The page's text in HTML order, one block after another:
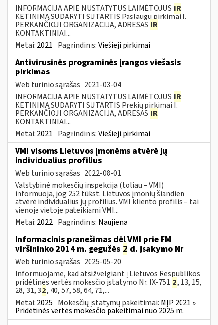
INFORMACIJA APIE NUSTATYTUS LAIMĖTOJUS IR
KETINIMĄ SUDARYTI SUTARTIS Paslaugų pirkimai I.
PERKANČIOJI ORGANIZACIJA, ADRESAS IR
KONTAKTINIAI...
Metai: 2021 Pagrindinis:Viešieji pirkimai
Antivirusinės programinės įrangos viešasis
pirkimas
Web turinio sąrašas 2021-03-04
INFORMACIJA APIE NUSTATYTUS LAIMĖTOJUS IR
KETINIMĄ SUDARYTI SUTARTIS Prekių pirkimai I.
PERKANČIOJI ORGANIZACIJA, ADRESAS IR
KONTAKTINIAI...
Metai: 2021 Pagrindinis:Viešieji pirkimai
VMI visoms Lietuvos įmonėms atvėrė jų
individualius profilius
Web turinio sąrašas 2022-08-01
Valstybinė mokesčių inspekcija (toliau – VMI)
informuoja, jog 252 tūkst. Lietuvos įmonių šiandien
atvėrė individualius jų profilius. VMI kliento profilis – tai
vienoje vietoje pateikiami VMI...
Metai: 2022 Pagrindinis: Naujiena
Informacinis pranešimas dėl VMI prie FM
viršininko 2014 m. gegužės 2 d. įsakymo Nr
Web turinio sąrašas 2025-05-20
Informuojame, kad atsižvelgiant į Lietuvos Respublikos
pridėtinės vertės mokesčio įstatymo Nr. IX-751 2, 13, 15,
28, 31, 32, 40, 57, 58, 64, 71,...
Metai: 2025 Mokesčių įstatymų pakeitimai: MĮP 2021 »
Pridėtinės vertės mokesčio pakeitimai nuo 2025 m.